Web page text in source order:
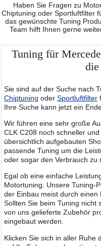
Haben Sie Fragen zu
Chiptuning oder Sportluftfilter
das gewünschte Tuning
Team hilft Ihnen gerne
Tuning für
Sie sind auf der Suche nach
Chiptuning oder Sportluftfilter
Ihre Suche kann jetzt ein
Wir führen eine sehr große
CLK C208 noch schneller
übersichtlich aufgebauten
passende Tuning um die
oder sogar den Verbrauch zu
Egal ob eine einfache
Motortuning: Unsere Tuning-
der Einbau meist durch
Sollten Sie beim Tuning nicht
von uns gelieferte Zubehör
eingebaut werden.
Klicken Sie sich in aller Ruhe